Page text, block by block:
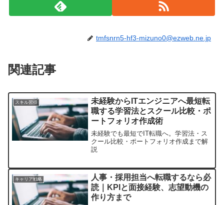
tmfsnrn5-hf3-mizuno0@ezweb.ne.jp
関連記事
スキル習得
未経験からITエンジニアへ最短転
職する学習法とスクール比較・ポ
ートフォリオ作成術
未経験でも最短でIT転職へ。学習法・ス
クール比較・ポートフォリオ作成まで解
説
キャリア戦略
人事・採用担当へ転職するなら必
読｜KPIと面接経験、志望動機の
作り方まで